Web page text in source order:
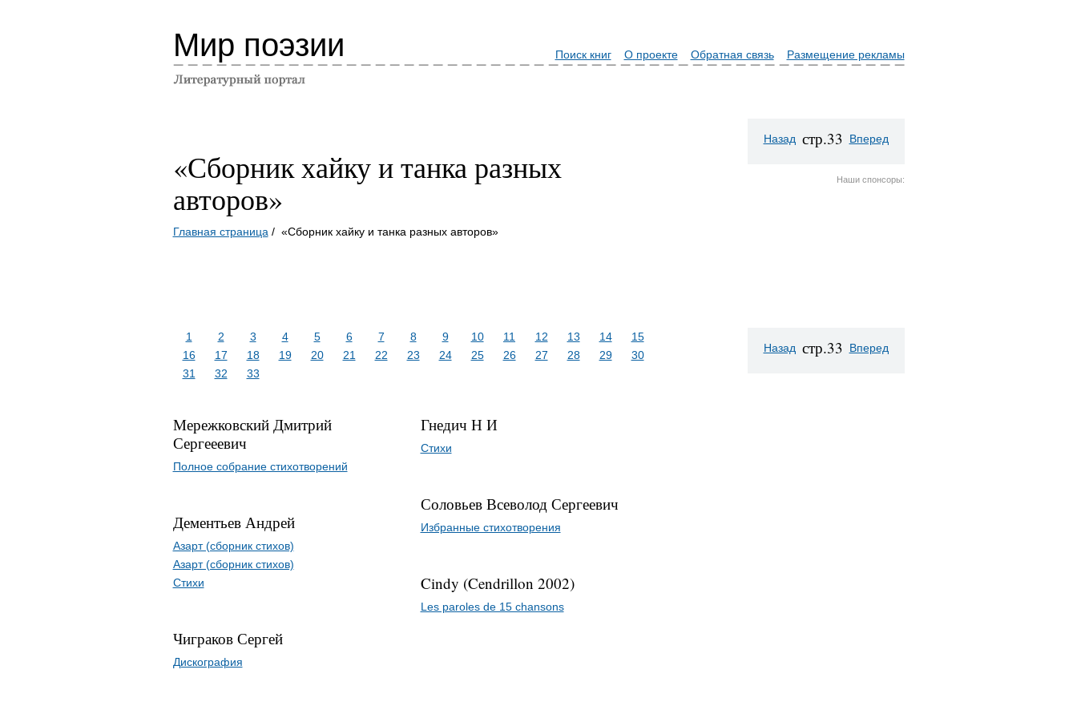
Мир поэзии Поиск книг О проекте Обратная связь Размещение рекламы
«Сборник хайку и танка разных
авторов»
Главная страница / «Сборник хайку и танка разных авторов»
Назад стр.33 Вперед
Наши спонсоры:
1 2 3 4 5 6 7 8 9 10 11 12 13 14
15
16
17 18 19 20 21 22 23 24 25 26 27 28 29
30
31
32 33
Мережковский Дмитрий
Сергееевич
Полное собрание стихотворений
Дементьев Андрей
Азарт (сборник стихов)
Азарт (сборник стихов)
Стихи
Чиграков Сергей
Дискография
Гнедич Н И
Стихи
Соловьев Всеволод Сергеевич
Избранные стихотворения
Cindy (Cendrillon 2002)
Les paroles de 15 chansons
Назад стр.33 Вперед